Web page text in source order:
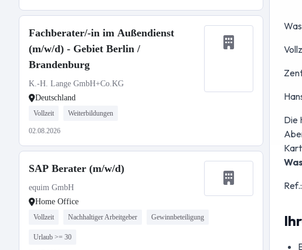
Fachberater/-in im Außendienst
(m/w/d) - Gebiet Berlin /
Brandenburg
K.-H. Lange GmbH+Co.KG
Deutschland
Vollzeit Weiterbildungen
02.08.2026
SAP Berater (m/w/d)
equim GmbH
Home Office
Vollzeit Nachhaltiger Arbeitgeber Gewinnbeteiligung
Urlaub >= 30